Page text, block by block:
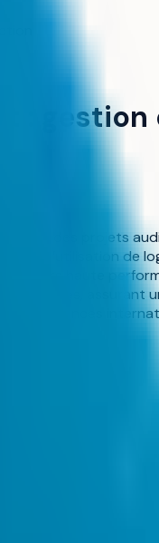
: gestion
piloter des projets
et l’utilisation de
haute
intégrés, assurant
compétences